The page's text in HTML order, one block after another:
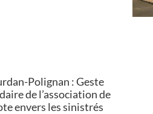
Polignan : Geste
de l’association de
envers les sinistrés